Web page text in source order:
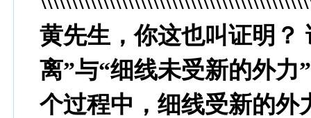
黄先生，你这也叫证明？
离”与“细线未受新的外
个过程中，细线受新的外